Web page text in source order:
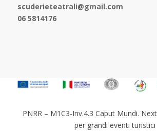
scuderieteatrali@gmail.com
06 5814176
PNRR – M1C3-Inv.4.3 Caput Mundi.
per grandi eventi turistici